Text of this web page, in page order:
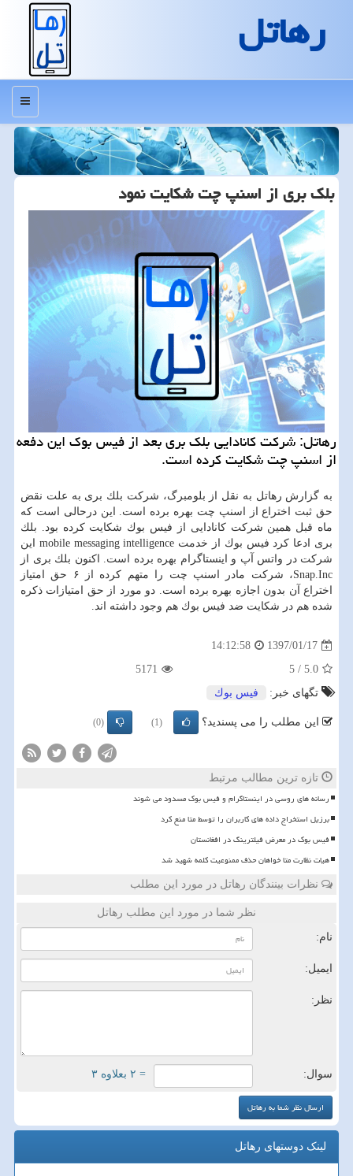
رهاتل
منو
بلك بری از اسنپ چت شكایت نمود
رهاتل: شركت كانادایی بلك بری بعد از فیس بوك این دفعه
از اسنپ چت شكایت كرده است.
به گزارش رهاتل به نقل از بلومبرگ، شركت بلك بری به علت نقض
حق ثبت اختراع از اسنپ چت بهره برده است. این درحالی است كه
ماه قبل همین شركت كانادایی از فیس بوك شكایت كرده بود. بلك
بری ادعا كرد فیس بوك از خدمت mobile messaging intelligence این
شركت در واتس آپ و اینستاگرام بهره برده است. اكنون بلك بری از
Snap.Inc، شركت مادر اسنپ چت را متهم كرده از ۶ حق امتیاز
اختراع آن بدون اجازه بهره برده است. دو مورد از حق امتیازات ذكره
شده هم در شكایت ضد فیس بوك هم وجود داشته اند.
1397/01/17
14:12:58
5.0
/
5
5171
تگهای خبر:
فیس بوك
این مطلب را می پسندید؟ (1)
(0)
تازه ترین مطالب مرتبط
رسانه های روسی در اینستاگرام و فیس بوک مسدود می شوند
برزیل استخراج داده های کاربران را توسط متا منع کرد
فیس بوک در معرض فیلترینگ در افغانستان
هیات نظارت متا خواهان حذف ممنوعیت کلمه شهید شد
نظرات بینندگان رهاتل در مورد این مطلب
نظر شما در مورد این مطلب رهاتل
نام:
ایمیل:
نظر:
سوال: = ۲ بعلاوه ۳
لینک دوستهای رهاتل